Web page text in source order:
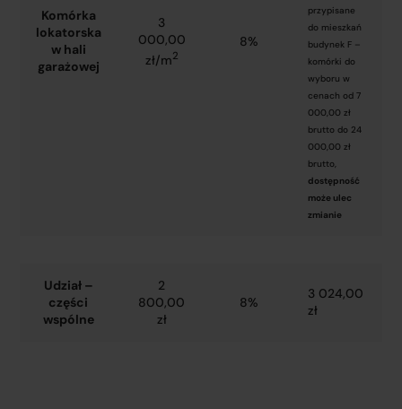
Komórka
lokatorska
w hali
garażowej
3
000,00
zł/m2
8%
przypisane
do mieszkań
budynek F –
komórki do
wyboru w
cenach od 7
000,00 zł
brutto do 24
000,00 zł
brutto,
dostępność
może ulec
zmianie
Udział –
części
wspólne
2
800,00
zł
8%
3 024,00
zł